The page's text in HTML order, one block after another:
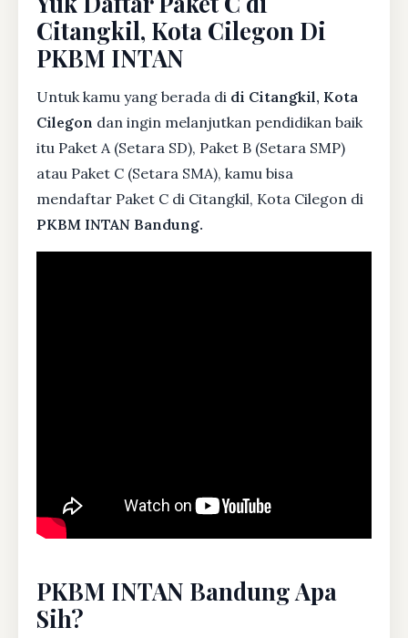
Citangkil, Kota Cilegon Di
PKBM INTAN
Untuk kamu yang berada di di Citangkil, Kota
Cilegon dan ingin melanjutkan pendidikan baik
itu Paket A (Setara SD), Paket B (Setara SMP)
atau Paket C (Setara SMA), kamu bisa
mendaftar Paket C di Citangkil, Kota Cilegon di
PKBM INTAN Bandung.
PKBM INTAN Bandung Apa
Sih?